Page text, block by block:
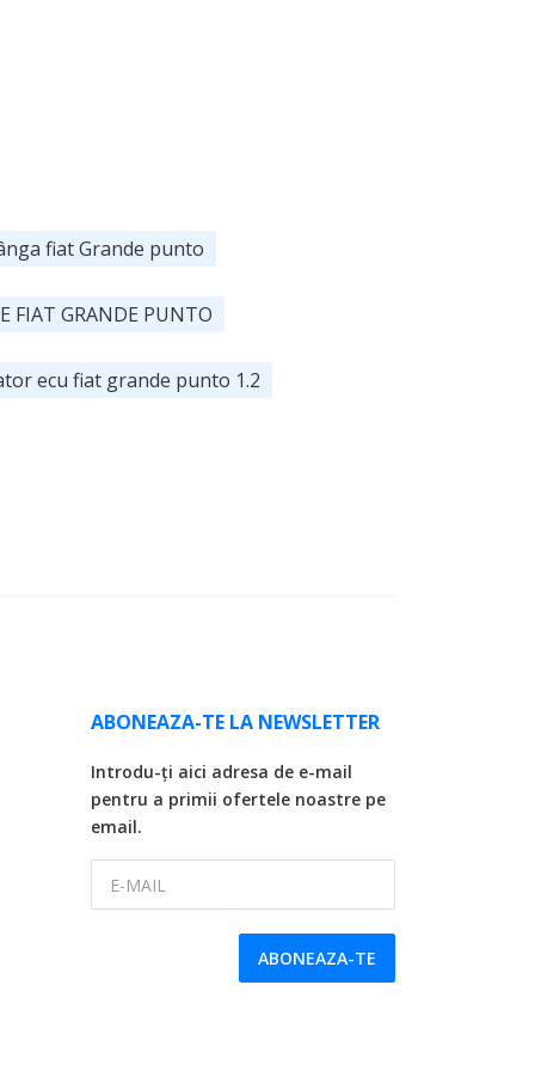
fiat Grande punto
FIAT GRANDE PUNTO
ecu fiat grande punto 1.2
ABONEAZA-TE LA NEWSLETTER
Introdu-ți aici adresa de e-mail
pentru a primii ofertele noastre pe
email.
ABONEAZA-TE